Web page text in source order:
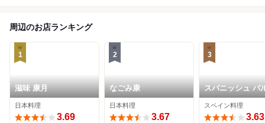
周辺のお店ランキング
1
滋味 康月
日本料理
3.69
2
なごみ康
日本料理
3.67
3
スパニッシュ バ
ロモ
スペイン料理
3.63